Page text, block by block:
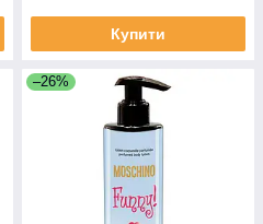
Купити
–26%